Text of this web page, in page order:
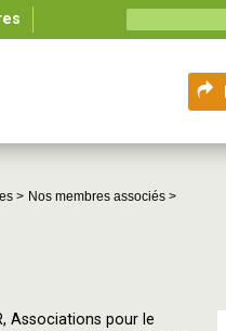
> Nos membres associés >
Associations pour le